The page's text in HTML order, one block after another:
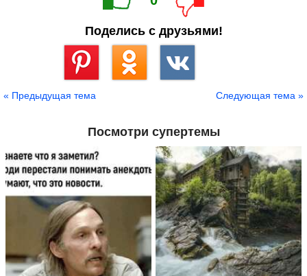
Поделись с друзьями!
« Предыдущая тема Следующая тема »
Посмотри супертемы